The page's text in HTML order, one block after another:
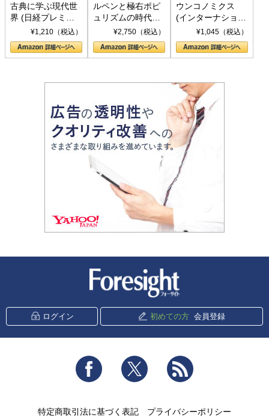
古典に学ぶ現代世
界 (日経プレミア
シリーズ)¥1,210（税込）
ルペンと極右ポピ
ュリズムの時代：
〈ヤヌス〉の二つ
の顔
¥2,750（税込）
ウンコノミクス
(インターナショナ
ル新書)¥1,045（税込）
ログイン 初めての方 会員登録
Facebook Twitter
特定商取引法に基づく表記 プライバシーポリシー